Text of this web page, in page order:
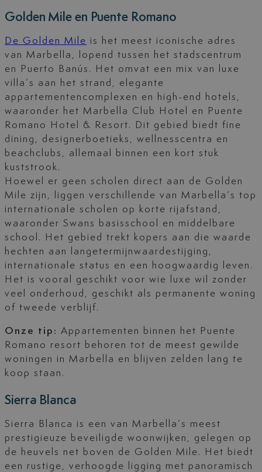
Golden Mile en Puente Romano
De Golden Mile is het meest iconische adres
van Marbella, lopend tussen het stadscentrum
en Puerto Banús. Het omvat een mix van luxe
villa’s aan het strand, elegante
appartementencomplexen en high-end hotels,
waaronder het Marbella Club Hotel en Puente
Romano Hotel & Resort. Dit gebied biedt fine
dining, designerboetieks, wellnesscentra en
beachclubs, allemaal binnen een kort stuk
kuststrook.
Hoewel er geen scholen direct aan de Golden
Mile zijn, liggen verschillende van Marbella’s top
internationale scholen op korte rijafstand,
waaronder Swans basisschool en middelbare
school. Het gebied trekt kopers aan die waarde
hechten aan langetermijnwaardestijging,
internationale status en een hoogwaardig leven.
Het is vooral geschikt voor wie luxe wil zonder
veel onderhoud, geschikt als permanente woning
of tweede verblijf.
Onze tip: Appartementen binnen het Puente
Romano resort behoren tot de meest gewilde
woningen in Marbella en blijven zelden lang te
koop staan.
Sierra Blanca
Sierra Blanca is een van Marbella’s meest
prestigieuze beveiligde woonwijken, gelegen op
de heuvels net boven de Golden Mile. Het biedt
een rustige, verhoogde ligging met panoramisch